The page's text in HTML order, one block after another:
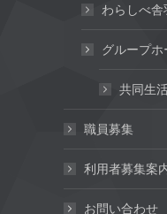
わらしべ
グループ
共同生
職員募集
利用者募集案
お問い合わせ